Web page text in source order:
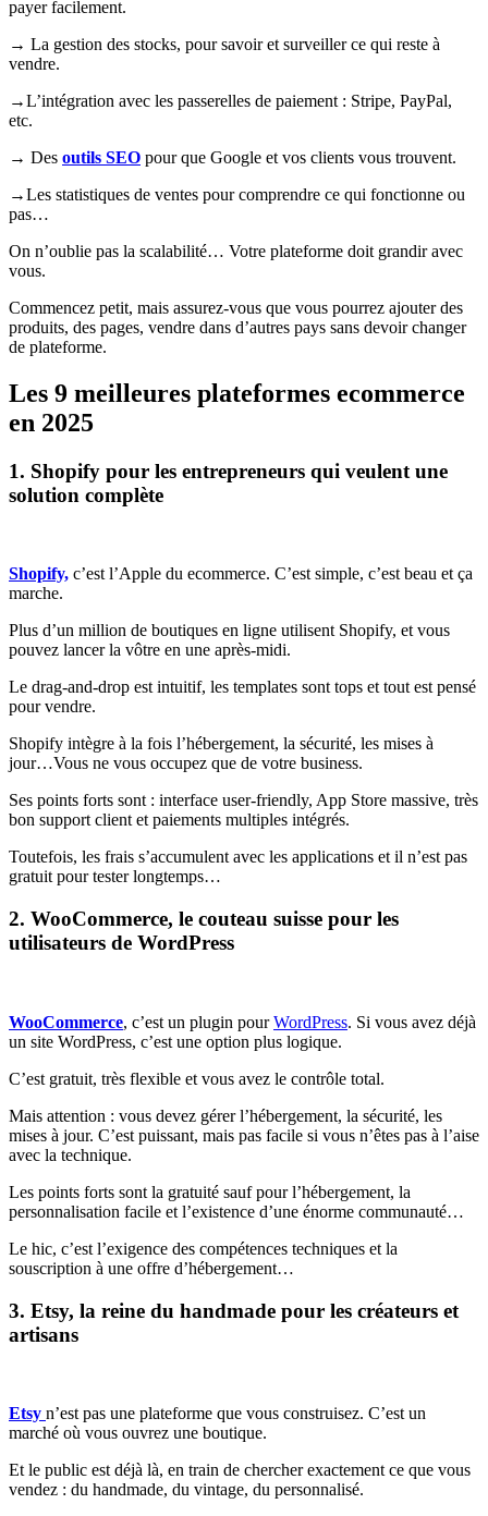
payer facilement.
→ La gestion des stocks, pour savoir et surveiller ce qui reste à
vendre.
→L’intégration avec les passerelles de paiement : Stripe, PayPal,
etc.
→ Des outils SEO pour que Google et vos clients vous trouvent.
→Les statistiques de ventes pour comprendre ce qui fonctionne ou
pas…
On n’oublie pas la scalabilité… Votre plateforme doit grandir avec
vous.
Commencez petit, mais assurez-vous que vous pourrez ajouter des
produits, des pages, vendre dans d’autres pays sans devoir changer
de plateforme.
Les 9 meilleures plateformes ecommerce
en 2025
1. Shopify pour les entrepreneurs qui veulent une
solution complète
Shopify, c’est l’Apple du ecommerce. C’est simple, c’est beau et ça
marche.
Plus d’un million de boutiques en ligne utilisent Shopify, et vous
pouvez lancer la vôtre en une après-midi.
Le drag-and-drop est intuitif, les templates sont tops et tout est pensé
pour vendre.
Shopify intègre à la fois l’hébergement, la sécurité, les mises à
jour…Vous ne vous occupez que de votre business.
Ses points forts sont : interface user-friendly, App Store massive, très
bon support client et paiements multiples intégrés.
Toutefois, les frais s’accumulent avec les applications et il n’est pas
gratuit pour tester longtemps…
2. WooCommerce, le couteau suisse pour les
utilisateurs de WordPress
WooCommerce, c’est un plugin pourWordPress. Si vous avez déjà
un site WordPress, c’est une option plus logique.
C’est gratuit, très flexible et vous avez le contrôle total.
Mais attention : vous devez gérer l’hébergement, la sécurité, les
mises à jour. C’est puissant, mais pas facile si vous n’êtes pas à l’aise
avec la technique.
Les points forts sont la gratuité sauf pour l’hébergement, la
personnalisation facile et l’existence d’une énorme communauté…
Le hic, c’est l’exigence des compétences techniques et la
souscription à une offre d’hébergement…
3. Etsy, la reine du handmade pour les créateurs et
artisans
Etsy n’est pas une plateforme que vous construisez. C’est un
marché où vous ouvrez une boutique.
Et le public est déjà là, en train de chercher exactement ce que vous
vendez : du handmade, du vintage, du personnalisé.